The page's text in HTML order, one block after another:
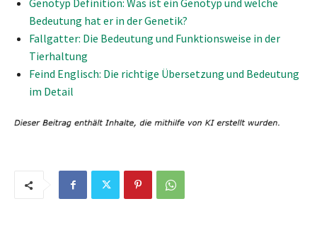
Bedeutung hat er in der Genetik?
Fallgatter: Die Bedeutung und Funktionsweise in der
Tierhaltung
Feind Englisch: Die richtige Übersetzung und Bedeutung
im Detail